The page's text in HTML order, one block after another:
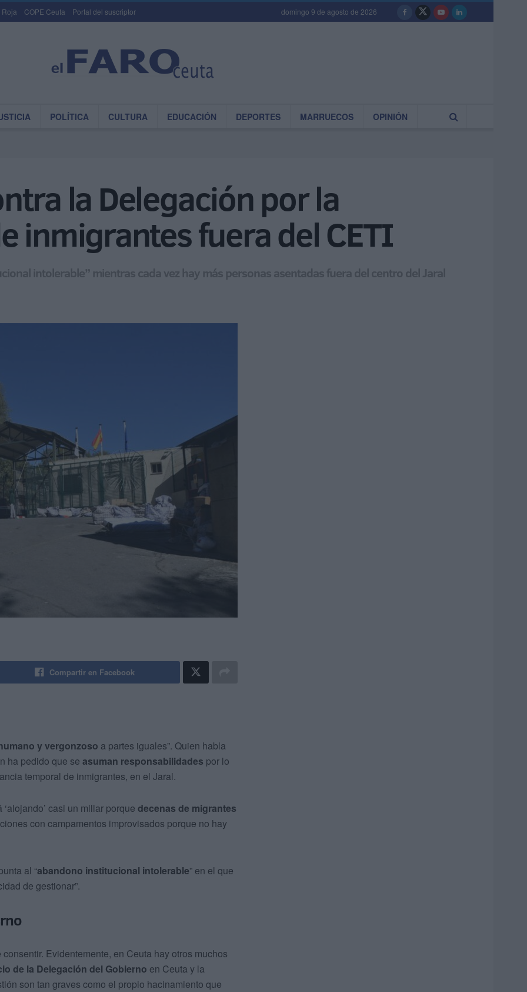
Roja COPE Ceuta Portal del suscriptor domingo 9 de agosto de 2026
POLÍTICA CULTURA EDUCACIÓN DEPORTES MARRUECOS OPINIÓN
la Delegación por la
inmigrantes fuera del CETI
intolerable” mientras cada vez hay más personas asentadas fuera del centro del Jaral
Compartir en Facebook
y vergonzoso a partes iguales”. Quien habla
ha pedido que se asuman responsabilidades por lo
temporal de inmigrantes, en el Jaral.
casi un millar porque decenas de migrantes
con campamentos improvisados porque no hay
al “abandono institucional intolerable” en el que
de gestionar”.
Evidentemente, en Ceuta hay otros muchos
de la Delegación del Gobierno en Ceuta y la
son tan graves como el propio hacinamiento que